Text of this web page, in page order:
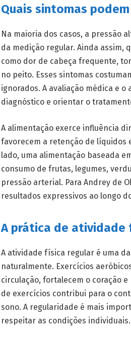
Quais sintomas
Na maioria dos casos, a pressão
da medição regular. Ainda assim,
como dor de cabeça frequente,
no peito. Esses sintomas
ignorados. A avaliação médica e
diagnóstico e orientar o
A alimentação exerce influência
favorecem a retenção de líquidos
lado, uma alimentação baseada
consumo de frutas, legumes,
pressão arterial. Para Andrey de
resultados expressivos ao longo
A prática de atividade
A atividade física regular é uma
naturalmente. Exercícios
circulação, fortalecem o coração
de exercícios contribui para o
sono. A regularidade é mais
respeitar as condições individuais.